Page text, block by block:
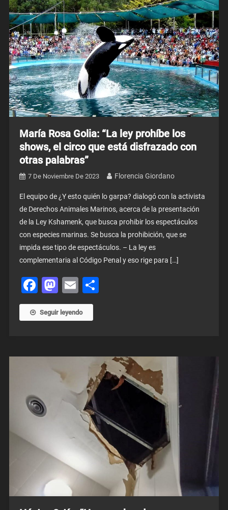
María Rosa Golia: “La ley prohíbe los
shows, el circo que está disfrazado con
otras palabras”
7 De Noviembre De 2023 Florencia Giordano
El equipo de ¿Y esto quién lo garpa? dialogó con la activista
de Derechos Animales Marinos, acerca de la presentación
de la Ley Kshamenk, que busca prohibir los espectáculos
con especies marinas. Se busca la prohibición, que se
impida ese tipo de espectáculos. – La ley es
complementaria al Código Penal y eso rige para […]
Facebook
Mastodon
Email
Seguir leyendo